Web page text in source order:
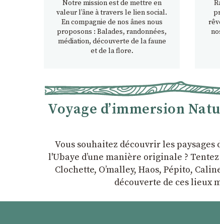
Notre mission est de mettre en
valeur l’âne à travers le lien social.
En compagnie de nos ânes nous
proposons : Balades, randonnées,
médiation, découverte de la faune
et de la flore.
Voyage d’immersion
Vous souhaitez découvrir les
l'Ubaye dʼune manière originale ?
Clochette, Oʼmalley, Haos, Pépito,
découverte de ces lieux